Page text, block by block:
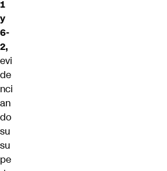
1
y
6-
2,
evi
de
nci
an
do
su
su
pe